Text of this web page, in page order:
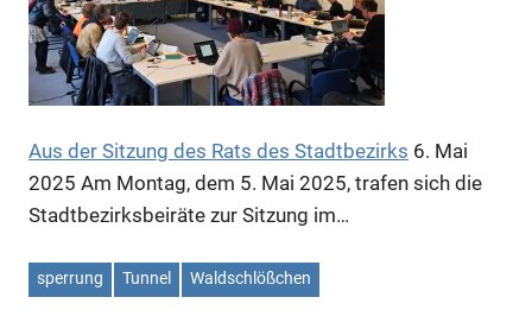
Anzeige
Aus der Sitzung des Rats des Stadtbezirks 6. Mai
2025 Am Montag, dem 5. Mai 2025, trafen sich die
Stadtbezirksbeiräte zur Sitzung im…
sperrung Tunnel Waldschlößchen